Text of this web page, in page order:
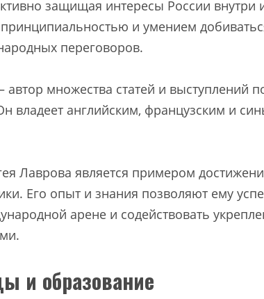
защищая интересы России внутри
принципиальностью и умением
переговоров.
автор множества статей и выступлений
владеет английским, французским и
Лаврова является примером
Его опыт и знания позволяют ему
арене и содействовать
и образование